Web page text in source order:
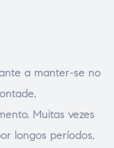
a manter-se no
Muitas vezes
longos períodos,